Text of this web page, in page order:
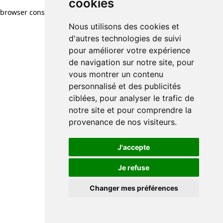
cookies
Nous utilisons des cookies et
d'autres technologies de suivi
pour améliorer votre expérience
de navigation sur notre site, pour
vous montrer un contenu
personnalisé et des publicités
ciblées, pour analyser le trafic de
notre site et pour comprendre la
provenance de nos visiteurs.
J'accepte
Je refuse
Changer mes préférences
cookies
Nous utilisons des cookies et
d'autres technologies de suivi
pour améliorer votre expérience
de navigation sur notre site, pour
vous montrer un contenu
personnalisé et des publicités
ciblées, pour analyser le trafic de
notre site et pour comprendre la
provenance de nos visiteurs.
J'accepte
Je refuse
Changer mes préférences
browser console for more information)